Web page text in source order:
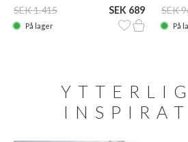
SEK 1.415 SEK 689
På lager
SEK
På